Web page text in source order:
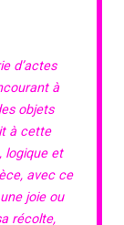
d’actes
à
objets
à cette
logique et
avec ce
joie ou
récolte,